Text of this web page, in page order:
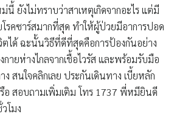
นี้ ยังไม่ทราบว่าสาเหตุเกิดจากอะไร แต่มี
โรคซาร์สมากที่สุด ทำให้ผู้ป่วยมีอาการปอด
ตได้ ฉะนั้นวิธีที่ดีที่สุดคือการป้องกันอย่าง
ายห่างไกลจากเชื้อไวรัส และพร้อมรับมือ
สนใจคลิกเลย ประกันเดินทาง เบี้ยหลัก
อ สอบถามเพิ่มเติม โทร 1737 พี่หมียินดี
โมง